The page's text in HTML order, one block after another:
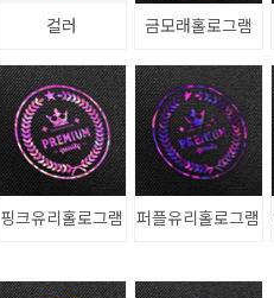
컬러 금모래홀로그램
핑크유리홀로그램 퍼플유리홀로그램